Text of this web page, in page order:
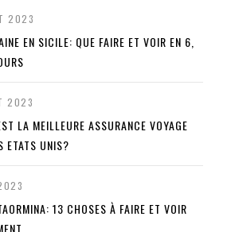
2023
EN SICILE: QUE FAIRE ET VOIR EN 6,
2023
LA MEILLEURE ASSURANCE VOYAGE
ETATS UNIS?
13 CHOSES À FAIRE ET VOIR